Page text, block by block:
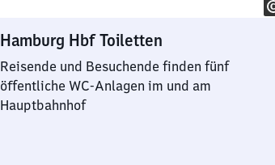
Hamburg Hbf Toiletten
Reisende und Besuchende finden fünf
öffentliche WC-Anlagen im und am
Hauptbahnhof